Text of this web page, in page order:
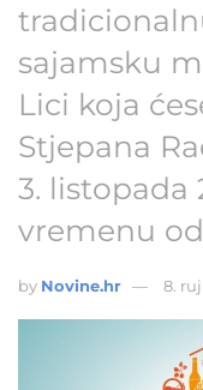
sajamsku
Lici koja
Stjepana
3. listopada
vremenu od
by Novine.hr 8.